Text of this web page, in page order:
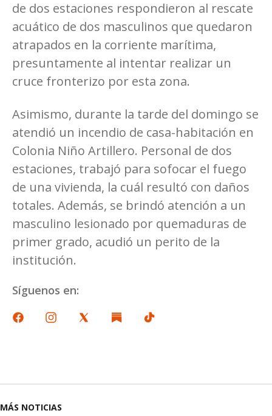
de dos estaciones respondieron al rescate
acuático de dos masculinos que quedaron
atrapados en la corriente marítima,
presuntamente al intentar realizar un
cruce fronterizo por esta zona.
Asimismo, durante la tarde del domingo se
atendió un incendio de casa-habitación en
Colonia Niño Artillero. Personal de dos
estaciones, trabajó para sofocar el fuego
de una vivienda, la cuál resultó con daños
totales. Además, se brindó atención a un
masculino lesionado por quemaduras de
primer grado, acudió un perito de la
institución.
Síguenos en:
MÁS NOTICIAS